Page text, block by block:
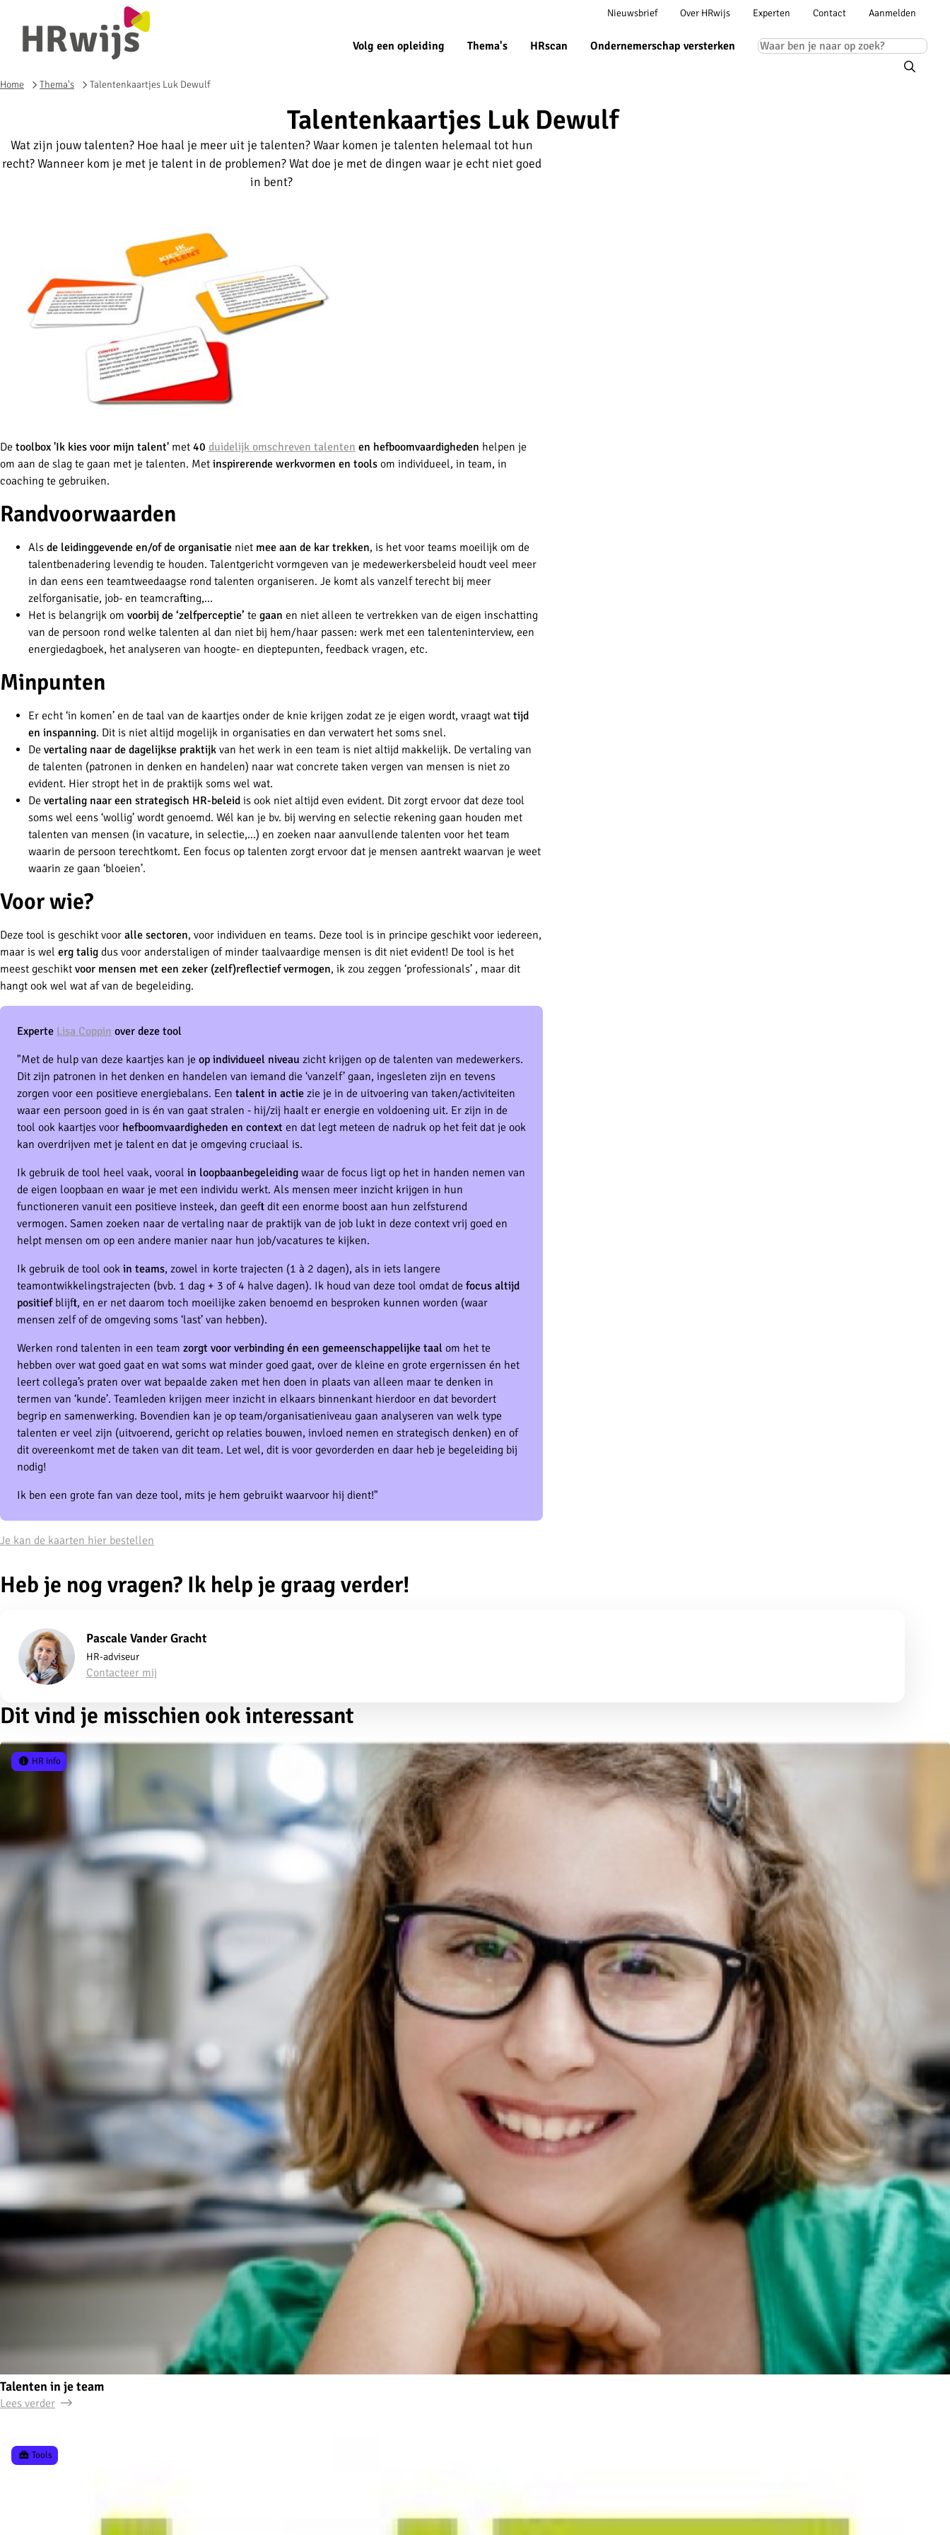
navigation
Volg een opleiding Thema's HRscan Ondernemerschap versterken
Meta
Nieuwsbrief Over HRwijs Experten Contact
Account
Aanmelden
Home Thema's Talentenkaartjes Luk Dewulf
Talentenkaartjes Luk Dewulf
Wat zijn jouw talenten? Hoe haal je meer uit je talenten? Waar komen je talenten helemaal tot hun
recht? Wanneer kom je met je talent in de problemen? Wat doe je met de dingen waar je echt niet goed
in bent?
De toolbox 'Ik kies voor mijn talent' met 40 duidelijk omschreven talenten en hefboomvaardigheden helpen je
om aan de slag te gaan met je talenten. Met inspirerende werkvormen en tools om individueel, in team, in
coaching te gebruiken.
Randvoorwaarden
Als de leidinggevende en/of de organisatie niet mee aan de kar trekken, is het voor teams moeilijk om de
talentbenadering levendig te houden. Talentgericht vormgeven van je medewerkersbeleid houdt veel meer
in dan eens een teamtweedaagse rond talenten organiseren. Je komt als vanzelf terecht bij meer
zelforganisatie, job- en teamcrafting,…
Het is belangrijk om voorbij de ‘zelfperceptie’ te gaan en niet alleen te vertrekken van de eigen inschatting
van de persoon rond welke talenten al dan niet bij hem/haar passen: werk met een talenteninterview, een
energiedagboek, het analyseren van hoogte- en dieptepunten, feedback vragen, etc.
Minpunten
Er echt ‘in komen’ en de taal van de kaartjes onder de knie krijgen zodat ze je eigen wordt, vraagt wat tijd
en inspanning. Dit is niet altijd mogelijk in organisaties en dan verwatert het soms snel.
De vertaling naar de dagelijkse praktijk van het werk in een team is niet altijd makkelijk. De vertaling van
de talenten (patronen in denken en handelen) naar wat concrete taken vergen van mensen is niet zo
evident. Hier stropt het in de praktijk soms wel wat.
De vertaling naar een strategisch HR-beleid is ook niet altijd even evident. Dit zorgt ervoor dat deze tool
soms wel eens ‘wollig’ wordt genoemd. Wél kan je bv. bij werving en selectie rekening gaan houden met
talenten van mensen (in vacature, in selectie,…) en zoeken naar aanvullende talenten voor het team
waarin de persoon terechtkomt. Een focus op talenten zorgt ervoor dat je mensen aantrekt waarvan je weet
waarin ze gaan ‘bloeien’.
Voor wie?
Deze tool is geschikt voor alle sectoren, voor individuen en teams. Deze tool is in principe geschikt voor iedereen,
maar is wel erg talig dus voor anderstaligen of minder taalvaardige mensen is dit niet evident! De tool is het
meest geschikt voor mensen met een zeker (zelf)reflectief vermogen, ik zou zeggen ‘professionals’ , maar dit
hangt ook wel wat af van de begeleiding.
Experte Lisa Coppin over deze tool
"Met de hulp van deze kaartjes kan je op individueel niveau zicht krijgen op de talenten van medewerkers.
Dit zijn patronen in het denken en handelen van iemand die ‘vanzelf’ gaan, ingesleten zijn en tevens
zorgen voor een positieve energiebalans. Een talent in actie zie je in de uitvoering van taken/activiteiten
waar een persoon goed in is én van gaat stralen - hij/zij haalt er energie en voldoening uit. Er zijn in de
tool ook kaartjes voor hefboomvaardigheden en context en dat legt meteen de nadruk op het feit dat je ook
kan overdrijven met je talent en dat je omgeving cruciaal is.
Ik gebruik de tool heel vaak, vooral in loopbaanbegeleiding waar de focus ligt op het in handen nemen van
de eigen loopbaan en waar je met een individu werkt. Als mensen meer inzicht krijgen in hun
functioneren vanuit een positieve insteek, dan geeft dit een enorme boost aan hun zelfsturend
vermogen. Samen zoeken naar de vertaling naar de praktijk van de job lukt in deze context vrij goed en
helpt mensen om op een andere manier naar hun job/vacatures te kijken.
Ik gebruik de tool ook in teams, zowel in korte trajecten (1 à 2 dagen), als in iets langere
teamontwikkelingstrajecten (bvb. 1 dag + 3 of 4 halve dagen). Ik houd van deze tool omdat de focus altijd
positiefblijft, en er net daarom toch moeilijke zaken benoemd en besproken kunnen worden (waar
mensen zelf of de omgeving soms ‘last’ van hebben).
Werken rond talenten in een team zorgt voor verbinding én een gemeenschappelijke taal om het te
hebben over wat goed gaat en wat soms wat minder goed gaat, over de kleine en grote ergernissen én het
leert collega’s praten over wat bepaalde zaken met hen doen in plaats van alleen maar te denken in
termen van ‘kunde’. Teamleden krijgen meer inzicht in elkaars binnenkant hierdoor en dat bevordert
begrip en samenwerking. Bovendien kan je op team/organisatieniveau gaan analyseren van welk type
talenten er veel zijn (uitvoerend, gericht op relaties bouwen, invloed nemen en strategisch denken) en of
dit overeenkomt met de taken van dit team. Let wel, dit is voor gevorderden en daar heb je begeleiding bij
nodig!
Ik ben een grote fan van deze tool, mits je hem gebruikt waarvoor hij dient!"
Je kan de kaarten hier bestellen
Heb je nog vragen? Ik help je graag verder!
Pascale Vander Gracht
HR-adviseur
Contacteer mij
Dit vind je misschien ook interessant
Talenten in je team
HR info
Lees verder
Tools